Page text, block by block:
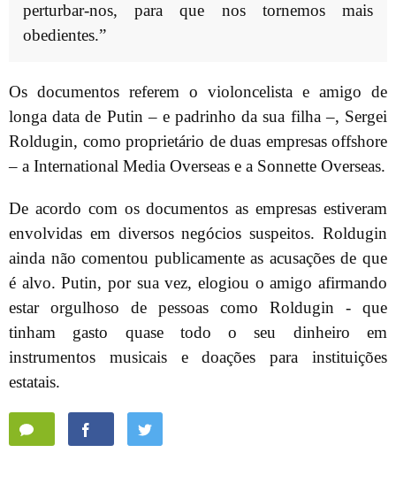
perturbar-nos, para que nos tornemos mais
obedientes.”
Os documentos referem o violoncelista e amigo de
longa data de Putin – e padrinho da sua filha –, Sergei
Roldugin, como proprietário de duas empresas offshore
– a International Media Overseas e a Sonnette Overseas.
De acordo com os documentos as empresas estiveram
envolvidas em diversos negócios suspeitos. Roldugin
ainda não comentou publicamente as acusações de que
é alvo. Putin, por sua vez, elogiou o amigo afirmando
estar orgulhoso de pessoas como Roldugin - que
tinham gasto quase todo o seu dinheiro em
instrumentos musicais e doações para instituições
estatais.